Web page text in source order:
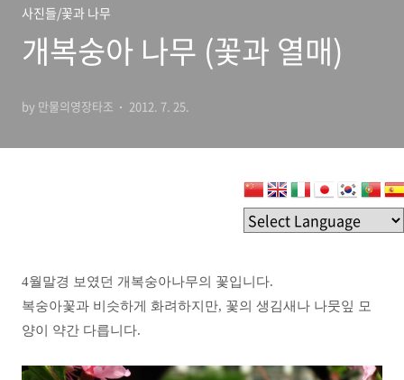
사진들/꽃과 나무
개복숭아 나무 (꽃과 열매)
by 만물의영장타조 2012. 7. 25.
4월말경 보였던 개복숭아나무의 꽃입니다.
복숭아꽃과 비슷하게 화려하지만, 꽃의 생김새나 나뭇잎 모
양이 약간 다릅니다.